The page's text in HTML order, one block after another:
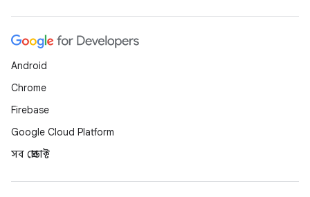
Android
Chrome
Firebase
Google Cloud Platform
সব প্রোডাক্ট